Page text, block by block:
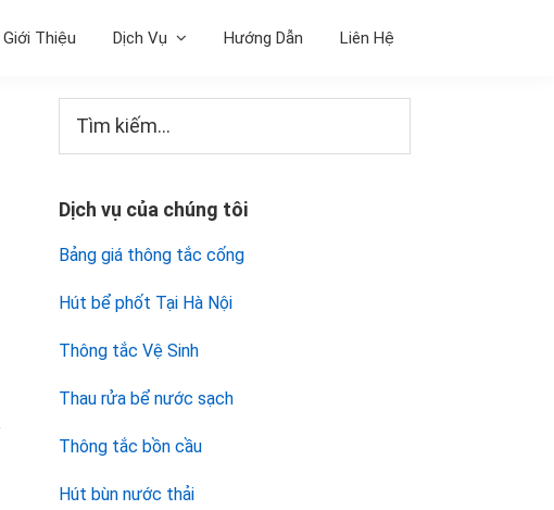
Giới Thiệu Dịch Vụ Hướng Dẫn Liên Hệ
Sidebar
chính
kiếm...
Dịch vụ của chúng tôi
Bảng giá thông tắc cống
Hút bể phốt Tại Hà Nội
Thông tắc Vệ Sinh
Thau rửa bể nước sạch
Thông tắc bồn cầu
Hút bùn nước thải